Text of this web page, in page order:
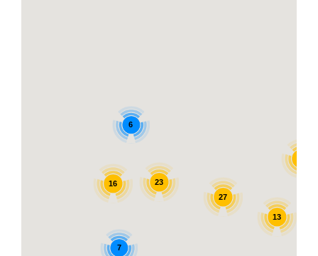
23
27
7
13
6
16